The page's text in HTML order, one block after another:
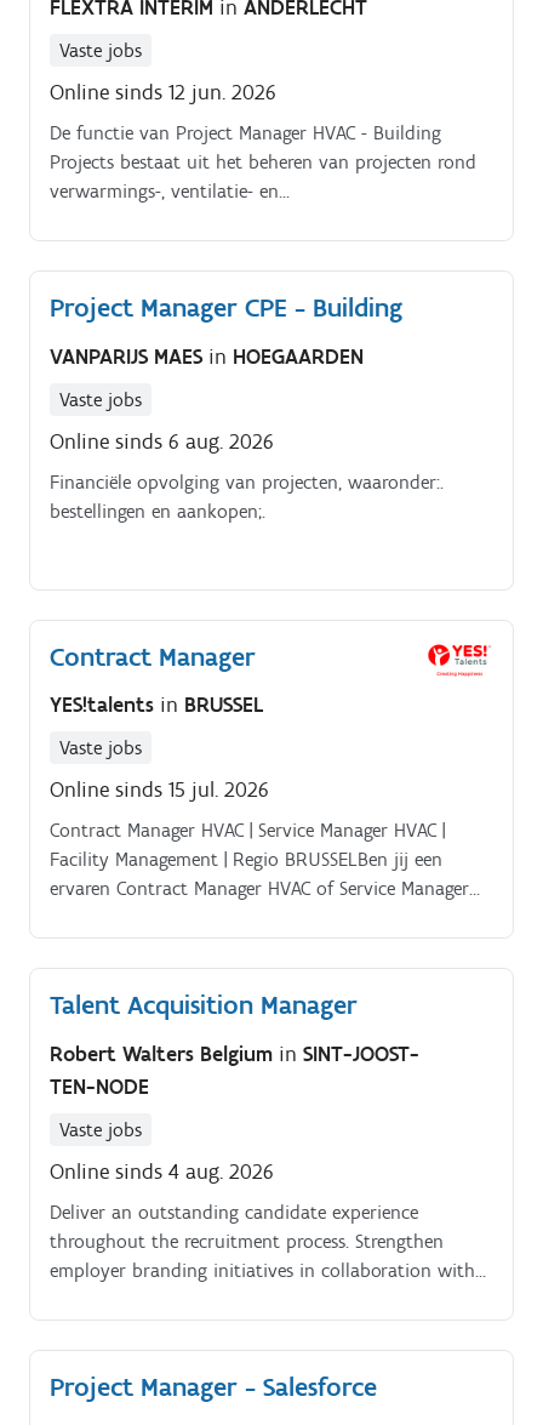
FLEXTRA INTERIM in ANDERLECHT
Vaste jobs
Online sinds 12 jun. 2026
De functie van Project Manager HVAC - Building
Projects bestaat uit het beheren van projecten rond
verwarmings-, ventilatie- en
opvolging, coördinatie van teams en
onderaannemers, en het naleven van energie- en
goede uitvoering van de werken binnen de
vooropgestelde termijnen en budgetten, en zorgt voor
met projecten en Nederlandstalige klanten in
Vlaanderen (Leuven) Het team is Franstalig.
Project Manager CPE - Building
VANPARIJS MAES in HOEGAARDEN
Vaste jobs
Online sinds 6 aug. 2026
Financiële opvolging van projecten, waaronder:.
bestellingen en aankopen;.
Contract Manager
YES!talents in BRUSSEL
Vaste jobs
Online sinds 15 jul. 2026
Contract Manager HVAC | Service Manager HVAC |
Facility Management | Regio BRUSSELBen jij een
ervaren Contract Manager HVAC of Service Manager
management, building services of technisch
onderhoud?
Talent Acquisition Manager
Robert Walters Belgium in SINT-JOOST-
TEN-NODE
Vaste jobs
Online sinds 4 aug. 2026
Deliver an outstanding candidate experience
throughout the recruitment process. Strengthen
employer branding initiatives in collaboration with
Project Manager - Salesforce